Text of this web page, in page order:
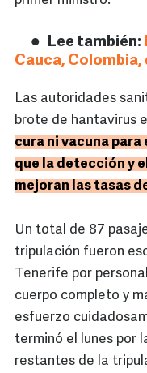
Lee también:
Cauca, Colombia,
Las autoridades
brote de hantavirus
cura ni vacuna para
que la detección y
mejoran las tasas
Un total de 87
tripulación fueron
Tenerife por
cuerpo completo y
esfuerzo
terminó el lunes por
restantes de la